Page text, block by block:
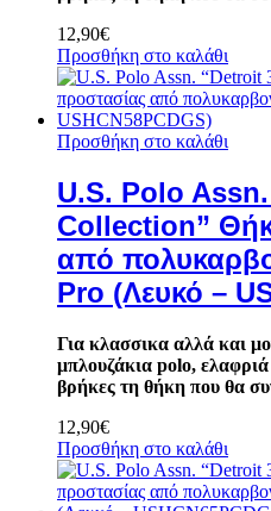
12,90€
Προσθήκη στο καλάθι
Προσθήκη στο καλάθι
U.S. Polo
Collection”
από
Pro (Λευκό –
Για κλασσικα αλλά και
μπλουζάκια polo,
βρήκες τη θήκη που θα
12,90€
Προσθήκη στο καλάθι